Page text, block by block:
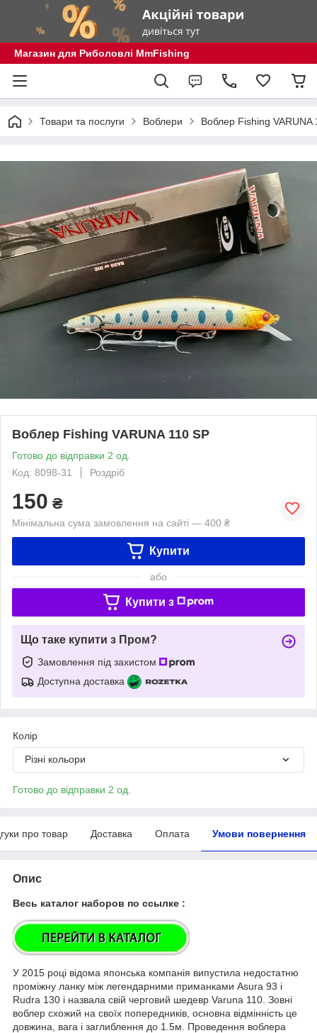
Магазин для Риболовлі MmFishing
Товари та послуги Воблери Воблер Fishing VARUNA
Воблер Fishing VARUNA 110 SP
Готово до відправки 2 од.
Код: 8098-31
Роздріб
150 ₴
Мінімальна сума замовлення на сайті — 400 ₴
Купити
або
Купити з
Що таке купити з Пром?
Замовлення під захистом
Доступна доставка
Колір
Різні кольори
Готово до відправки 2 од.
про товар Доставка Оплата Умови повернення
Опис
Весь каталог наборов по ссылке :
У 2015 році відома японська компанія випустила недостатню
проміжну ланку між легендарними приманками Asura 93 і
Rudra 130 і назвала свій черговий шедевр Varuna 110. Зовні
воблер схожий на своїх попередників, основна відмінність це
довжина, вага і заглиблення до 1.5м. Проведення воблера